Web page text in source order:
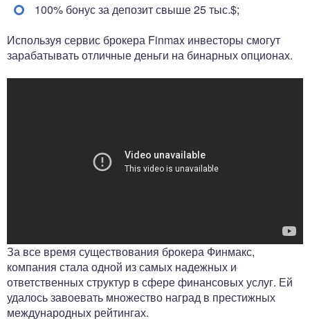
100% бонус за депозит свыше 25 тыс.$;
Используя сервис брокера Finmax инвесторы смогут
зарабатывать отличные деньги на бинарных опционах.
За все время существования брокера Финмакс,
компания стала одной из самых надежных и
ответственных структур в сфере финансовых услуг. Ей
удалось завоевать множество наград в престижных
международных рейтингах.